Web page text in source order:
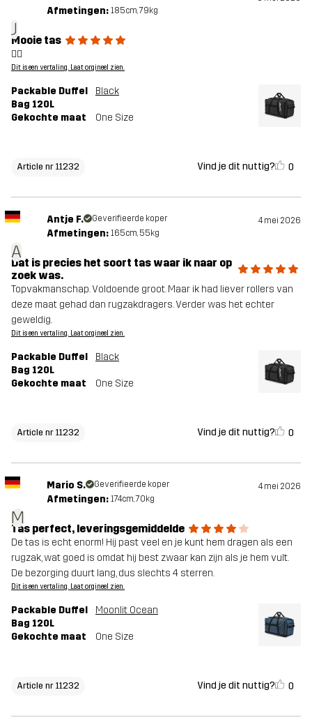
J
Afmetingen: 185cm, 79kg
Mooie tas
👍🏻
Dit is een vertaling. Laat orgineel zien.
Packable Duffel
Bag 120L
Black
Gekochte maat One Size
Article nr 11232 Vind je dit nuttig? 0
A
Antje F. Geverifieerde koper 4 mei 2026
Afmetingen: 165cm, 55kg
Dat is precies het soort tas waar ik naar op
zoek was.
Topvakmanschap. Voldoende groot. Maar ik had liever rollers van
deze maat gehad dan rugzakdragers. Verder was het echter
geweldig.
Dit is een vertaling. Laat orgineel zien.
Packable Duffel
Bag 120L
Black
Gekochte maat One Size
Article nr 11232 Vind je dit nuttig? 0
M
Mario S. Geverifieerde koper 4 mei 2026
Afmetingen: 174cm, 70kg
Tas perfect, leveringsgemiddelde
De tas is echt enorm! Hij past veel en je kunt hem dragen als een
rugzak, wat goed is omdat hij best zwaar kan zijn als je hem vult.
De bezorging duurt lang, dus slechts 4 sterren.
Dit is een vertaling. Laat orgineel zien.
Packable Duffel
Bag 120L
Moonlit Ocean
Gekochte maat One Size
Article nr 11232 Vind je dit nuttig? 0